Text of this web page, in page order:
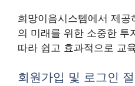
희망이음시스템에서 제
의 미래를 위한 소중한 투
따라 쉽고 효과적으로 교
회원가입 및 로그인